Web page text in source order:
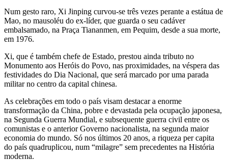
Num gesto raro, Xi Jinping curvou-se três vezes perante a estátua de
Mao, no mausoléu do ex-líder, que guarda o seu cadáver
embalsamado, na Praça Tiananmen, em Pequim, desde a sua morte,
em 1976.
Xi, que é também chefe de Estado, prestou ainda tributo no
Monumento aos Heróis do Povo, nas proximidades, na véspera das
festividades do Dia Nacional, que será marcado por uma parada
militar no centro da capital chinesa.
As celebrações em todo o país visam destacar a enorme
transformação da China, pobre e devastada pela ocupação japonesa,
na Segunda Guerra Mundial, e subsequente guerra civil entre os
comunistas e o anterior Governo nacionalista, na segunda maior
economia do mundo. Só nos últimos 20 anos, a riqueza per capita
do país quadruplicou, num “milagre” sem precedentes na História
moderna.